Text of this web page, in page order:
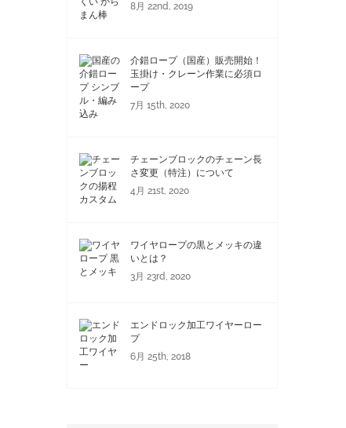
8月 22nd, 2019
介錯ロープ（国産）販売開始！
玉掛け・クレーン作業に必須ロ
ープ
7月 15th, 2020
チェーンブロックのチェーン長
さ変更（特注）について
4月 21st, 2020
ワイヤロープの黒とメッキの違
いとは？
3月 23rd, 2020
エンドロック加工ワイヤーロー
プ
6月 25th, 2018